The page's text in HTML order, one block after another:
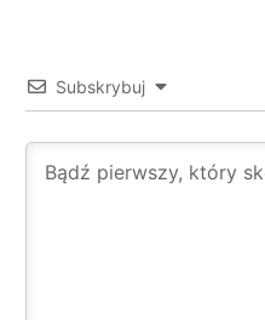
Subskrybuj